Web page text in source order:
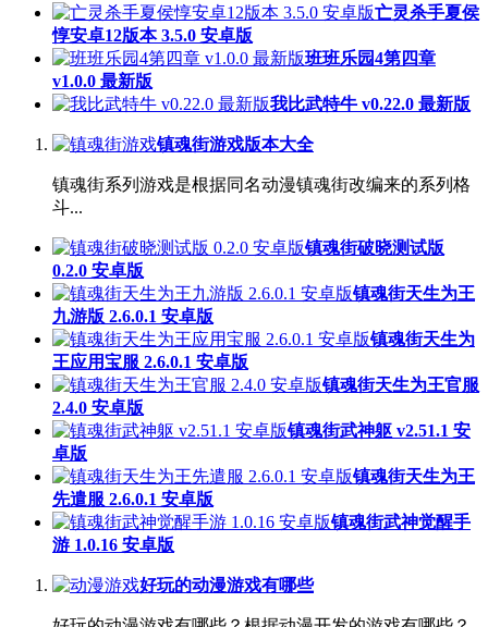
亡灵杀手夏侯
惇安卓12版本 3.5.0 安卓版
班班乐园4第四章
v1.0.0 最新版
我比武特牛 v0.22.0 最新版
镇魂街游戏版本大全
镇魂街系列游戏是根据同名动漫镇魂街改编来的系列格
斗...
镇魂街破晓测试版
0.2.0 安卓版
镇魂街天生为王
九游版 2.6.0.1 安卓版
镇魂街天生为
王应用宝服 2.6.0.1 安卓版
镇魂街天生为王官服
2.4.0 安卓版
镇魂街武神躯 v2.51.1 安
卓版
镇魂街天生为王
先遣服 2.6.0.1 安卓版
镇魂街武神觉醒手
游 1.0.16 安卓版
好玩的动漫游戏有哪些